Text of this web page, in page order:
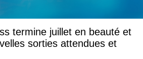
termine juillet en beauté et
sorties attendues et